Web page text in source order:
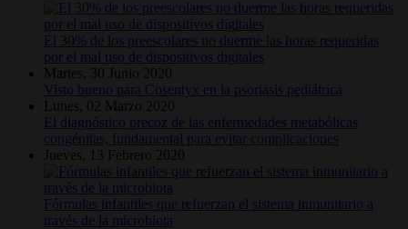
El 30% de los preescolares no duerme las horas requeridas
por el mal uso de dispositivos digitales
Martes, 30 Junio 2020
Visto bueno para Cosentyx en la psoriasis pediátrica
Lunes, 02 Marzo 2020
El diagnóstico precoz de las enfermedades metabólicas
congénitas, fundamental para evitar complicaciones
Jueves, 13 Febrero 2020
Fórmulas infantiles que refuerzan el sistema inmunitario a
través de la microbiota